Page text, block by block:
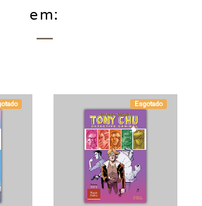
em:
Esgotado